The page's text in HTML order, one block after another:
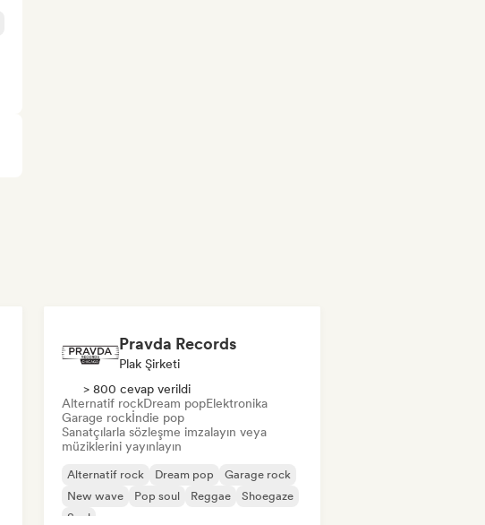
Pravda Records
Plak Şirketi
> 800 cevap verildi
Alternatif rockDream popElektronika
Garage rockİndie pop
Sanatçılarla sözleşme imzalayın veya
müziklerini yayınlayın
Alternatif rock Dream pop
Garage rock
New wave
Pop soul Reggae
Shoegaze
Soul